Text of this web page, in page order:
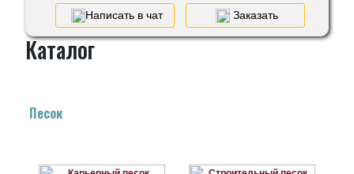
Написать в чат Заказать
Каталог
Песок